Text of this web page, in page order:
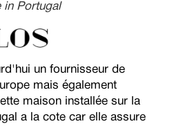
in Portugal
un fournisseur de
mais également
maison installée sur la
a la cote car elle assure